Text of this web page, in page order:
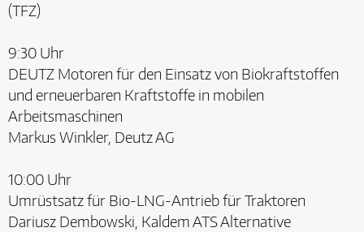
(TFZ)
9:30 Uhr
DEUTZ Motoren für den Einsatz von Biokraftstoffen
und erneuerbaren Kraftstoffe in mobilen
Arbeitsmaschinen
Markus Winkler, Deutz AG
10:00 Uhr
Umrüstsatz für Bio-LNG-Antrieb für Traktoren
Dariusz Dembowski, Kaldem ATS Alternative